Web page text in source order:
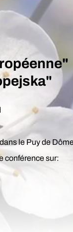
le Puy de
conférence sur: